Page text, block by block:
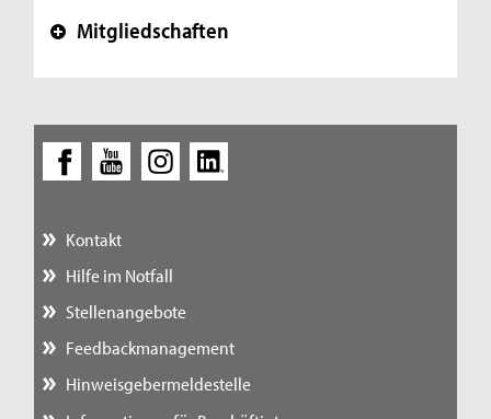
+ Mitgliedschaften
Kontakt
Hilfe im Notfall
Stellenangebote
Feedbackmanagement
Hinweisgebermeldestelle